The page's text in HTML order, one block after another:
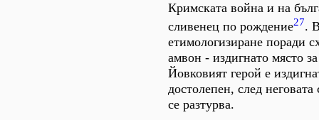
Кримската война и на
сливенец по рождение27.
етимологизиране поради
амвон - издигнато място
Йовковият герой е
достолепен, след
се разтурва.